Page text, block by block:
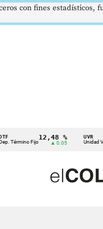
Fijo
12,48 %
▲ 0.05 Unidad Valor
con fines